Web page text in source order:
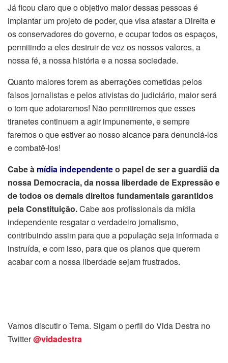
Já ficou claro que o objetivo maior dessas pessoas é
implantar um projeto de poder, que visa afastar a Direita e
os conservadores do governo, e ocupar todos os espaços,
permitindo a eles destruir de vez os nossos valores, a
nossa fé, a nossa história e a nossa sociedade.
Quanto maiores forem as aberrações cometidas pelos
falsos jornalistas e pelos ativistas do judiciário, maior será
o tom que adotaremos! Não permitiremos que esses
tiranetes continuem a agir impunemente, e sempre
faremos o que estiver ao nosso alcance para denunciá-los
e combatê-los!
Cabe à mídia independenteo papel de ser a guardiã da
nossa Democracia, da nossa liberdade de Expressão e
de todos os demais direitos fundamentais garantidos
pela Constituição.Cabe aos profissionais da mídia
independente resgatar o verdadeiro jornalismo,
contribuindo assim para que a população seja informada e
instruída, e com isso, para que os planos que querem
acabar com a nossa liberdade sejam frustrados.
Vamos discutir o Tema. Sigam o perfil do Vida Destra no
Twitter@vidadestra